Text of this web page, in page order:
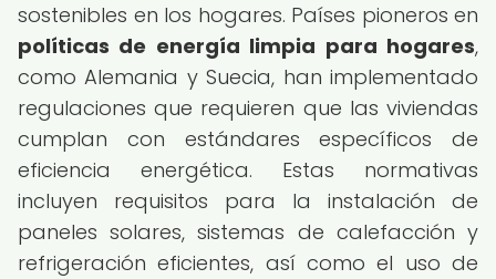
sostenibles en los hogares. Países pioneros en
políticas de energía limpia para hogares,
como Alemania y Suecia, han implementado
regulaciones que requieren que las viviendas
cumplan con estándares específicos de
eficiencia energética. Estas normativas
incluyen requisitos para la instalación de
paneles solares, sistemas de calefacción y
refrigeración eficientes, así como el uso de